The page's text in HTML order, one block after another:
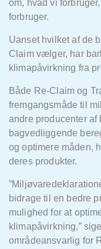
om, hvad vi forbruger
forbruger.
Uanset hvilket af de
Claimvælger, har
klimapåvirkning fra
Både Re-Claim og
fremgangsmåde til
andre producenter af
bagvedliggende
og optimere måden,
deres produkter.
bidrage til en bedre
mulighed for at
klimapåvirkning,”
områdeansvarlig for